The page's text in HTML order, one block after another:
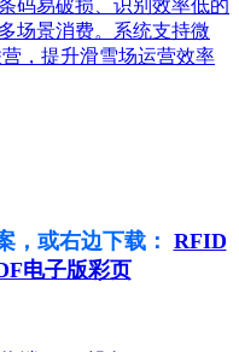
码易破损、识别效率低的
场景消费。系统支持微
，提升滑雪场运营效率
，或右边下载： RFID
电子版彩页